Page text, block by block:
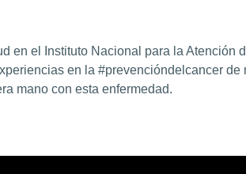
en el Instituto Nacional para la
en la #prevencióndelcancer
mano con esta enfermedad.